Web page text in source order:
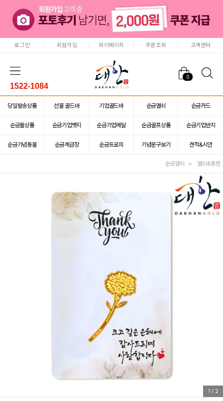
로그인 회원가입 마이페이지 주문조회 고객센터
0
1522-1084
당일발송상품 선물 골드바 기업골드바 순금열쇠 순금카드
순금돌상품 순금기업뱃지 순금기업메달 순금골프상품 순금기업반지
순금기념동물 순금계급장 순금트로피 기념문구보기 견적&시안
순금열쇠 열쇠&동판
1 / 2